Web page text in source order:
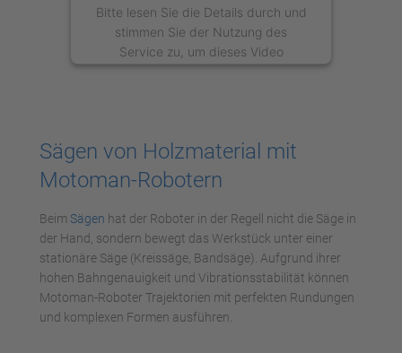
Bitte lesen Sie die Details durch und
stimmen Sie der Nutzung des
Service zu, um dieses Video
anzusehen.
Management Platform
Sägen von Holzmaterial mit
Motoman-Robotern
Beim Sägen hat der Roboter in der Regell nicht die Säge in
der Hand, sondern bewegt das Werkstück unter einer
stationäre Säge (Kreissäge, Bandsäge). Aufgrund ihrer
hohen Bahngenauigkeit und Vibrationsstabilität können
Motoman-Roboter Trajektorien mit perfekten Rundungen
und komplexen Formen ausführen.